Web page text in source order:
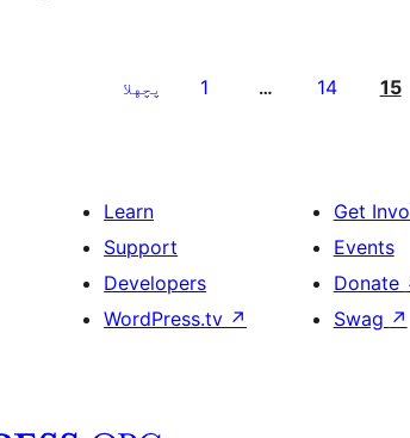
پچهلا 1 … 14 15
Learn
Support
Developers
WordPress.tv ↗
Get
Events
Donate
Swag ↗